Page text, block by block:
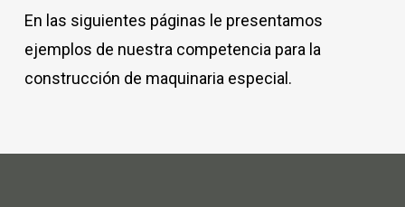
En las siguientes páginas le presentamos
ejemplos de nuestra competencia para la
construcción de maquinaria especial.